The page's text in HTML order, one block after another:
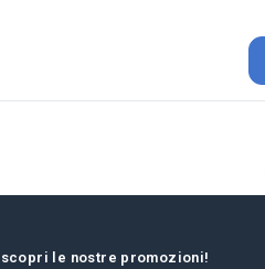
le nostre promozioni!